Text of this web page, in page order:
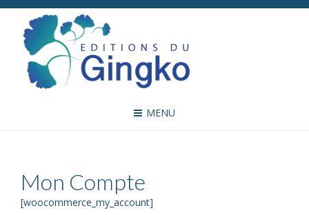
MENU
Mon Compte
[woocommerce_my_account]